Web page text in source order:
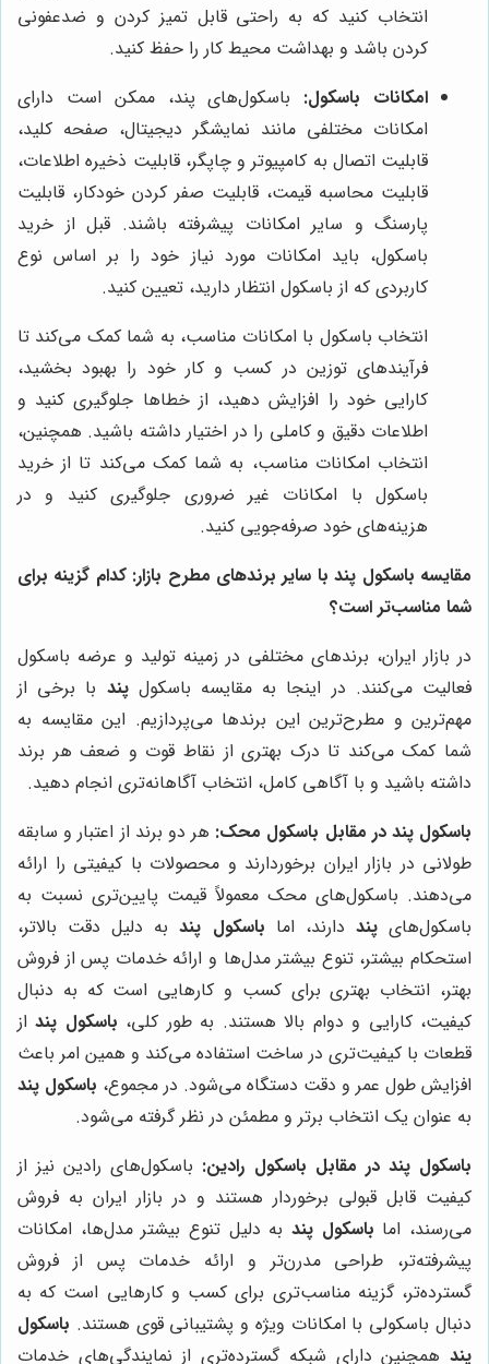
انتخاب کنید که به راحتی قابل تمیز کردن و ضدعفونی
کردن باشد و بهداشت محیط کار را حفظ کنید.
امکانات باسکول: باسکول‌های پند، ممکن است دارای
امکانات مختلفی مانند نمایشگر دیجیتال، صفحه کلید،
قابلیت اتصال به کامپیوتر و چاپگر، قابلیت ذخیره اطلاعات،
قابلیت محاسبه قیمت، قابلیت صفر کردن خودکار، قابلیت
پارسنگ و سایر امکانات پیشرفته باشند. قبل از خرید
باسکول، باید امکانات مورد نیاز خود را بر اساس نوع
کاربردی که از باسکول انتظار دارید، تعیین کنید.
انتخاب باسکول با امکانات مناسب، به شما کمک می‌کند تا
فرآیندهای توزین در کسب و کار خود را بهبود بخشید،
کارایی خود را افزایش دهید، از خطاها جلوگیری کنید و
اطلاعات دقیق و کاملی را در اختیار داشته باشید. همچنین،
انتخاب امکانات مناسب، به شما کمک می‌کند تا از خرید
باسکول با امکانات غیر ضروری جلوگیری کنید و در
هزینه‌های خود صرفه‌جویی کنید.
مقایسه باسکول پند با سایر برندهای مطرح بازار: کدام گزینه برای
شما مناسب‌تر است؟
در بازار ایران، برندهای مختلفی در زمینه تولید و عرضه باسکول
فعالیت می‌کنند. در اینجا به مقایسه باسکولپند با برخی از
مهم‌ترین و مطرح‌ترین این برندها می‌پردازیم. این مقایسه به
شما کمک می‌کند تا درک بهتری از نقاط قوت و ضعف هر برند
داشته باشید و با آگاهی کامل، انتخاب آگاهانه‌تری انجام دهید.
باسکول پند در مقابل باسکول محک: هر دو برند از اعتبار و سابقه
طولانی در بازار ایران برخوردارند و محصولات با کیفیتی را ارائه
می‌دهند. باسکول‌های محک معمولاً قیمت پایین‌تری نسبت به
باسکول‌هایپند دارند، اما باسکول پندبه دلیل دقت بالاتر،
استحکام بیشتر، تنوع بیشتر مدل‌ها و ارائه خدمات پس از فروش
بهتر، انتخاب بهتری برای کسب و کارهایی است که به دنبال
کیفیت، کارایی و دوام بالا هستند. به طور کلی، باسکول پنداز
قطعات با کیفیت‌تری در ساخت استفاده می‌کند و همین امر باعث
افزایش طول عمر و دقت دستگاه می‌شود. در مجموع، باسکول پند
به عنوان یک انتخاب برتر و مطمئن در نظر گرفته می‌شود.
باسکول پند در مقابل باسکول رادین: باسکول‌های رادین نیز از
کیفیت قابل قبولی برخوردار هستند و در بازار ایران به فروش
می‌رسند، اما باسکول پند به دلیل تنوع بیشتر مدل‌ها، امکانات
پیشرفته‌تر، طراحی مدرن‌تر و ارائه خدمات پس از فروش
گسترده‌تر، گزینه مناسب‌تری برای کسب و کارهایی است که به
دنبال باسکولی با امکانات ویژه و پشتیبانی قوی هستند. باسکول
پند همچنین دارای شبکه گسترده‌تری از نمایندگی‌های خدمات